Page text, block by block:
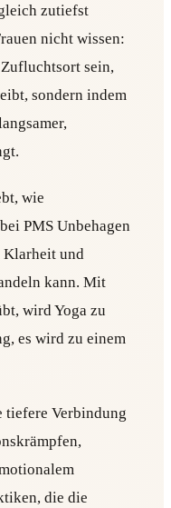
zutiefst
nicht wissen:
sein,
sondern indem
wie
PMS Unbehagen
und
kann. Mit
wird Yoga zu
es wird zu einem
tiefere Verbindung
die die